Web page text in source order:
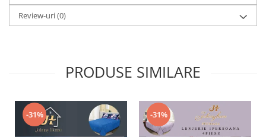
Review-uri(0)
PRODUSE SIMILARE
-31% -31%